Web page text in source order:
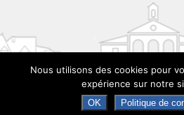
© 2024 MAIRIE DE NAY - réalisationscom
Nous utilisons des cookies pour
expérience sur notre
OK Politique de